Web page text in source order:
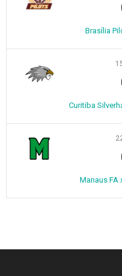
Brasília
Curitiba
Manaus FA